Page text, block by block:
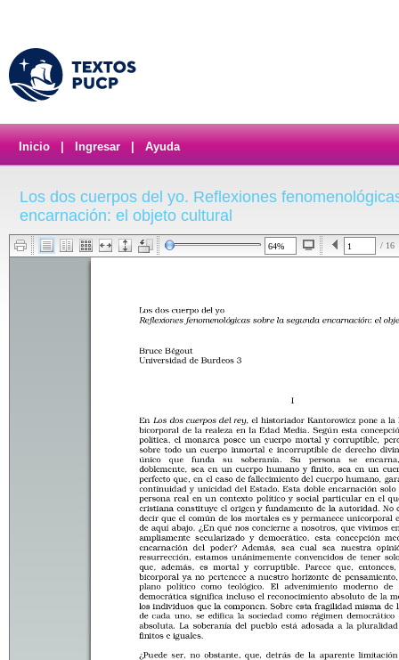
Inicio Ingresar Ayuda
Los dos cuerpos del yo. Reflexiones
encarnación: el objeto cultural
/ 16